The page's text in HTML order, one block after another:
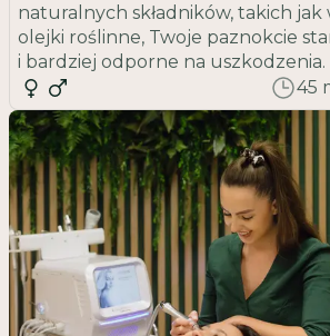
naturalnych składników, takich jak
olejki roślinne, Twoje paznokcie
i bardziej odporne na uszkodzenia.
45